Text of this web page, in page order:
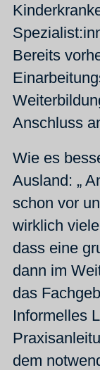
Bereits
Anschluss
Wie es
Ausland: „
schon vor
wirklich
dass eine
dann im
das
Informelles
dem